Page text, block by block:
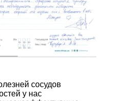
сосудов
у нас